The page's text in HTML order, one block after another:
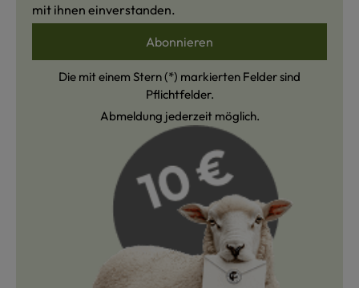
mit ihnen einverstanden.
Abonnieren
Die mit einem Stern (*) markierten Felder sind
Pflichtfelder.
Abmeldung jederzeit möglich.